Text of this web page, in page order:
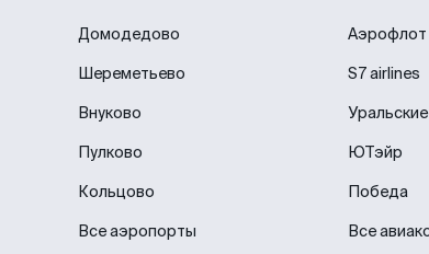
Домодедово
Шереметьево
Внуково
Пулково
Кольцово
Все аэропорты
Аэрофлот
S7 airlines
ЮТэйр
Победа
Все